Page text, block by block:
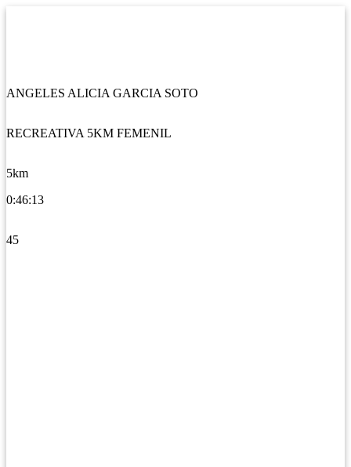
ANGELES ALICIA GARCIA SOTO
RECREATIVA 5KM FEMENIL
5km
0:46:13
45